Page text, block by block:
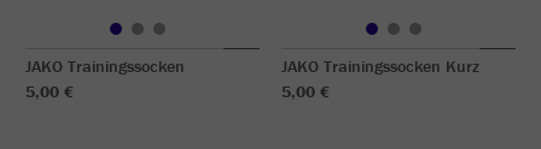
JAKO Trainingssocken
5,00 €
JAKO Trainingssocken Kurz
5,00 €